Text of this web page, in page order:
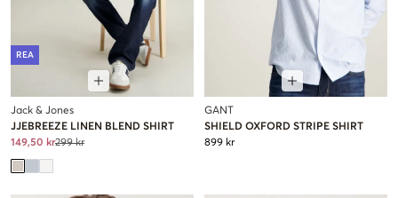
REA
Jack & Jones
JJEBREEZE LINEN BLEND SHIRT
149,50 kr299 kr
GANT
SHIELD OXFORD STRIPE SHIRT
899 kr